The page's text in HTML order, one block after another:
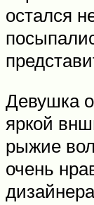
остался
Девушка
яркой
рыжие
очень